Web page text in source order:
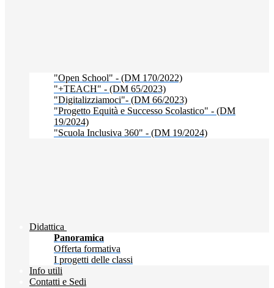
"Open School" - (DM 170/2022)
"+TEACH" - (DM 65/2023)
"Digitalizziamoci"- (DM 66/2023)
"Progetto Equità e Successo Scolastico" - (DM
19/2024)
"Scuola Inclusiva 360" - (DM 19/2024)
Didattica
Panoramica
Offerta formativa
I progetti delle classi
Info utili
Contatti e Sedi